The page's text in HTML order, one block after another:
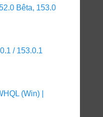
Bêta, 153.0
/ 153.0.1
(Win) |